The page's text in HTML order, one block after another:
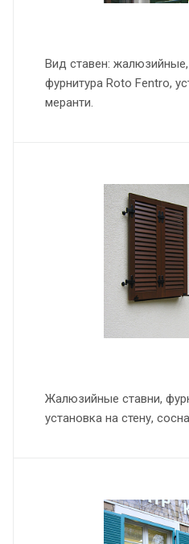
Вид ставен:
фурнитура Roto Fentro,
меранти.
Жалюзийные ставни,
установка на стену,